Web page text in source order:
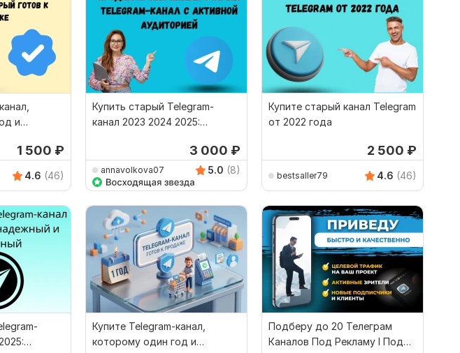
и
1 500 ₽
4.6 (46)
Купить старый Telegram-
канал 2023 2024 2025:
3 000 ₽
annavolkova07 5.0 (8)
Купите старый канал Telegram
от 2022 года
2 500 ₽
bestsaller79 4.6 (46)
Купите Telegram-канал,
которому один год и
Подберу до 20 Телеграм
Каналов Под Рекламу l Под